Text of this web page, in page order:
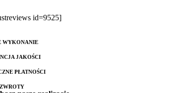
id=9525]
WYKONANIE
JAKOŚCI
PŁATNOŚCI